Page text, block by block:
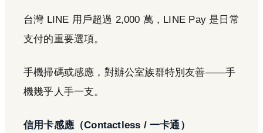
台灣 LINE 用戶超過 2,000 萬，LINE Pay 是日常
支付的重要選項。
手機掃碼或感應，對辦公室族群特別友善——手
機幾乎人手一支。
信用卡感應（Contactless / 一卡通）